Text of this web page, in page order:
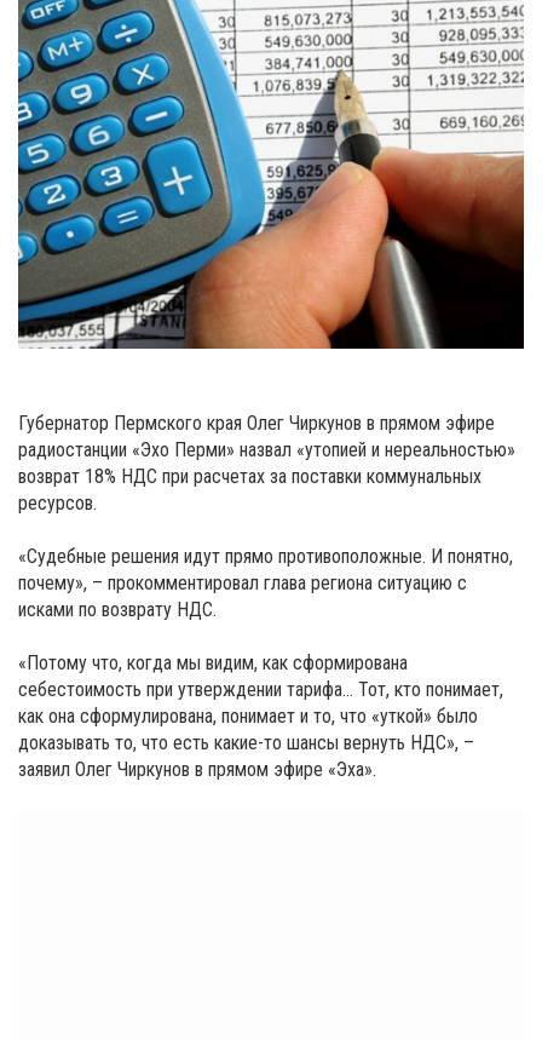
Губернатор Пермского края Олег Чиркунов в прямом эфире
радиостанции «Эхо Перми» назвал «утопией и нереальностью»
возврат 18% НДС при расчетах за поставки коммунальных
ресурсов.
«Судебные решения идут прямо противоположные. И понятно,
почему», – прокомментировал глава региона ситуацию с
исками по возврату НДС.
«Потому что, когда мы видим, как сформирована
себестоимость при утверждении тарифа… Тот, кто понимает,
как она сформулирована, понимает и то, что «уткой» было
доказывать то, что есть какие-то шансы вернуть НДС», –
заявил Олег Чиркунов в прямом эфире «Эха».